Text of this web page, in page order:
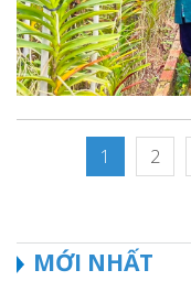
1 2
MỚI NHẤT